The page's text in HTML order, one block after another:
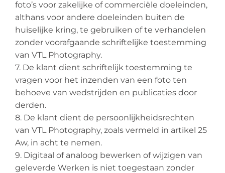
foto’s voor zakelijke of commerciële doeleinden,
althans voor andere doeleinden buiten de
huiselijke kring, te gebruiken of te verhandelen
zonder voorafgaande schriftelijke toestemming
van VTL Photography.
7. De klant dient schriftelijk toestemming te
vragen voor het inzenden van een foto ten
behoeve van wedstrijden en publicaties door
derden.
8. De klant dient de persoonlijkheidsrechten
van VTL Photography, zoals vermeld in artikel 25
Aw, in acht te nemen.
9. Digitaal of analoog bewerken of wijzigen van
geleverde Werken is niet toegestaan zonder